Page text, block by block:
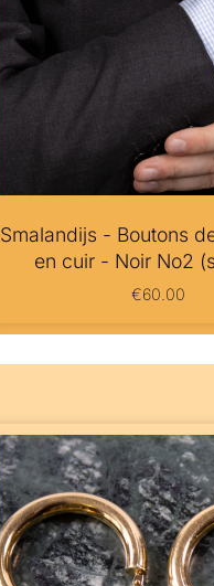
Smalandijs - Boutons
en cuir - Noir No2
€60.00